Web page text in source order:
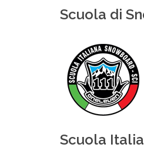
Scuola di
Scuola